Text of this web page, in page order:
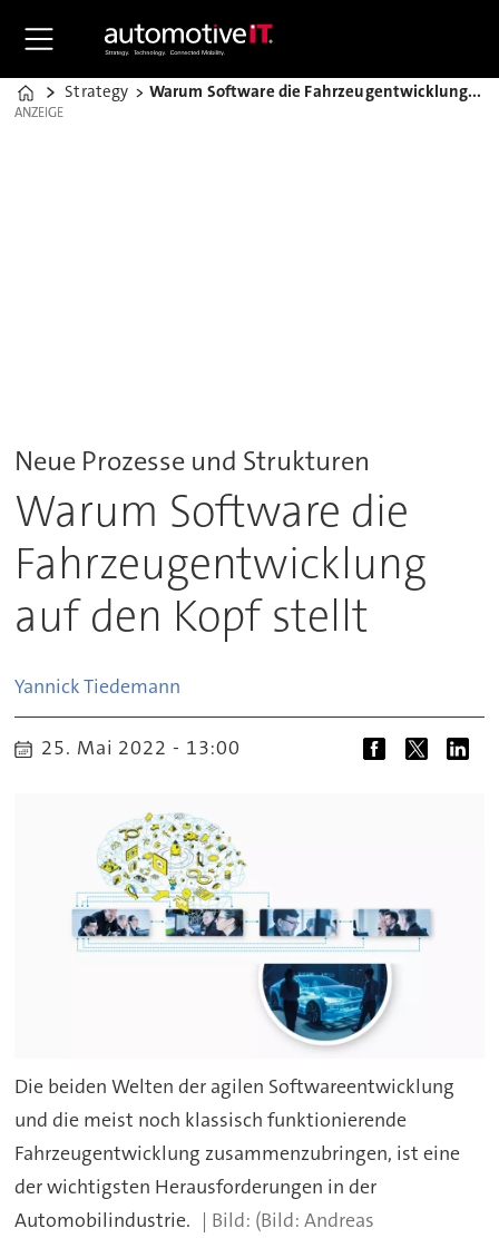
Home
Strategy Warum Software die Fahrzeugentwicklung auf den Kopf stellt
ANZEIGE
ANZEIGE
Neue Prozesse und Strukturen
Warum Software die
Fahrzeugentwicklung
auf den Kopf stellt
YannickTiedemann
25. Mai 2022 - 13:00
Die beiden Welten der agilen Softwareentwicklung
und die meist noch klassisch funktionierende
Fahrzeugentwicklung zusammenzubringen, ist eine
der wichtigsten Herausforderungen in der
Automobilindustrie.
(Bild: Andreas